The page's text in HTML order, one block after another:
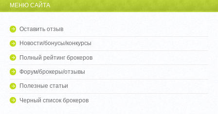
МЕНЮ САЙТА
Оставить отзыв
Новости/бонусы/конкурсы
Полный рейтинг брокеров
Форум/брокеры/отзывы
Полезные статьи
Черный список брокеров